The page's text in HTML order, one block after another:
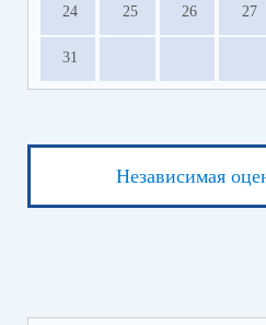
24 25 26 27
31
Независимая